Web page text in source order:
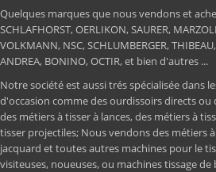
Quelques marques que nous vendons et
SCHLAFHORST, OERLIKON, SAURER,
VOLKMANN, NSC, SCHLUMBERGER,
ANDREA, BONINO, OCTIR, et bien d'autres ...
Notre société est aussi trés spécialisée dans
d'occasion comme des ourdissoirs directs ou
des métiers à tisser à lances, des métiers à
tisser projectiles; Nous vendons des métiers
jacquard et toutes autres machines pour le
visiteuses, noueuses, ou machines tissage de